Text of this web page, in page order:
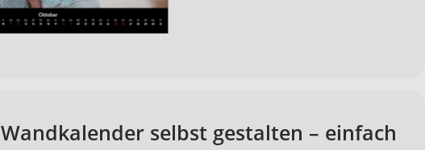
Wandkalender selbst gestalten – einfach